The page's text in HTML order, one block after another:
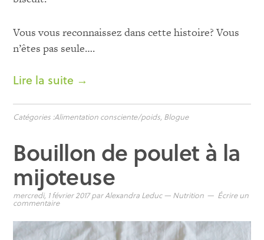
Vous vous reconnaissez dans cette histoire? Vous
n’êtes pas seule….
Lire la suite →
Catégories :Alimentation consciente/poids, Blogue
Bouillon de poulet à la
mijoteuse
mercredi, 1 février 2017parAlexandra Leduc — Nutrition Écrire un
commentaire